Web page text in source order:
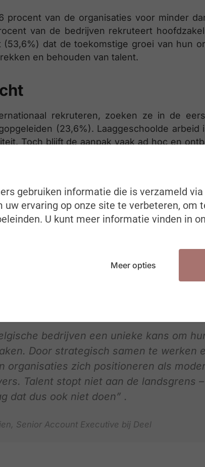
procent van de organisaties voor minder
van de bedrijven rekruteert
dat de toekomstige groei van hun
en behouden van talent.
rekruteren, zoeken ze in de
(23,6%). Laaggeschoolde arbeid
Toch blijft de aanpak vaak ad hoc en
met experten
wetgeving, administratieve
partners, zoals een Employer
kunnen organisaties zonder lokale
van alle juridische verplichtingen.
bedrijven een unieke kans om
Door strategisch samen te werken
organisaties zich positioneren als
Talent stopt niet aan de landsgrens
dat dus ook niet doen” .
Senior Account Executive bij Deel
gebruiken informatie die is verzameld
uw ervaring op onze site te verbeteren, om
U kunt meer informatie vinden in
Meer opties